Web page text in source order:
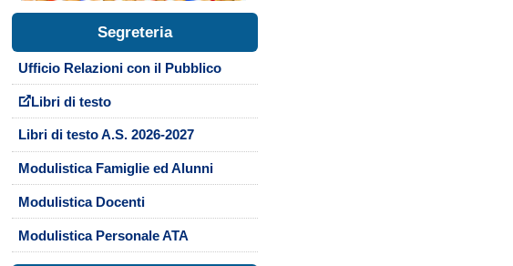
Segreteria
Ufficio Relazioni con il Pubblico
Libri di testo
Libri di testo A.S. 2026-2027
Modulistica Famiglie ed Alunni
Modulistica Docenti
Modulistica Personale ATA